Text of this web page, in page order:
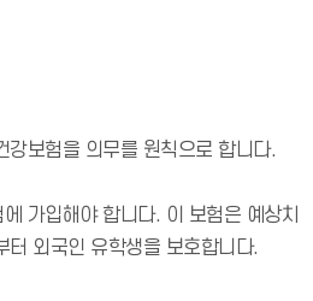
강보험을 의무를 원칙으로 합니다.
가입해야 합니다. 이 보험은 예상치
터 외국인 유학생을 보호합니다.